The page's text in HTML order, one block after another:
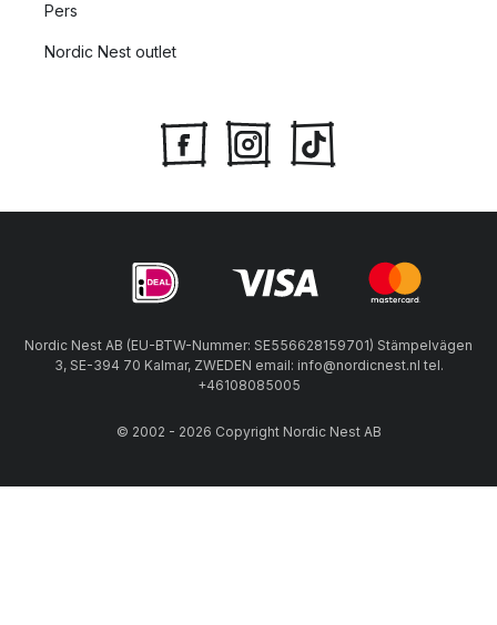
Pers
Nordic Nest outlet
Nordic Nest AB (EU-BTW-Nummer: SE556628159701) Stämpelvägen
3, SE-394 70 Kalmar, ZWEDEN email: info@nordicnest.nl tel.
+46108085005
© 2002 - 2026 Copyright Nordic Nest AB